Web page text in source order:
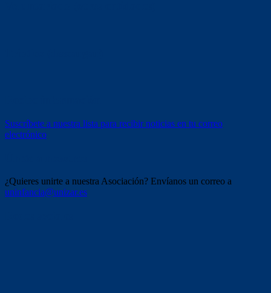
Suscríbete a nuestra lista para recibir noticias en tu correo
electrónico
¿Quieres unirte a nuestra Asociación? Envíanos un correo a
uninfancia@unizar.es